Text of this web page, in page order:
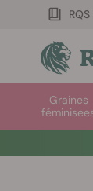
Graines